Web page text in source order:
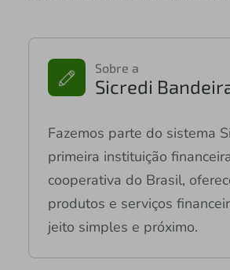
Sobre a
Sicredi
Fazemos parte do sistema
primeira instituição
cooperativa do Brasil,
produtos e serviços
jeito simples e próximo.